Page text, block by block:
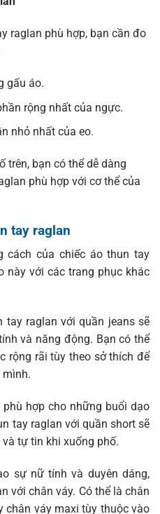
raglan phù hợp, bạn cần đo
gấu áo.
rộng nhất của ngực.
nhỏ nhất của eo.
trên, bạn có thể dễ dàng
phù hợp với cơ thể của
tay raglan
cách của chiếc áo thun tay
này với các trang phục khác
tay raglan với quần jeans sẽ
và năng động. Bạn có thể
rộng rãi tùy theo sở thích để
hợp cho những buổi dạo
tay raglan với quần short sẽ
tự tin khi xuống phố.
sự nữ tính và duyên dáng,
với chân váy. Có thể là chân
chân váy maxi tùy thuộc vào